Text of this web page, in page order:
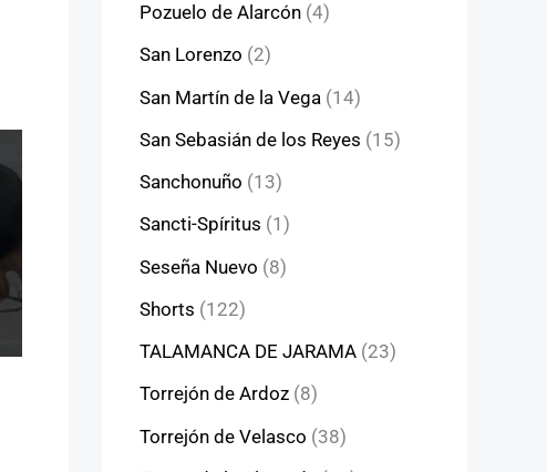
Pozuelo de Alarcón (4)
San Lorenzo (2)
San Martín de la Vega (14)
San Sebasián de los Reyes (15)
Sanchonuño (13)
Sancti-Spíritus (1)
Seseña Nuevo (8)
Shorts (122)
TALAMANCA DE JARAMA (23)
Torrejón de Ardoz (8)
Torrejón de Velasco (38)